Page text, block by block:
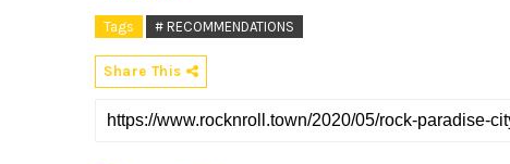
Tags # RECOMMENDATIONS
Share This